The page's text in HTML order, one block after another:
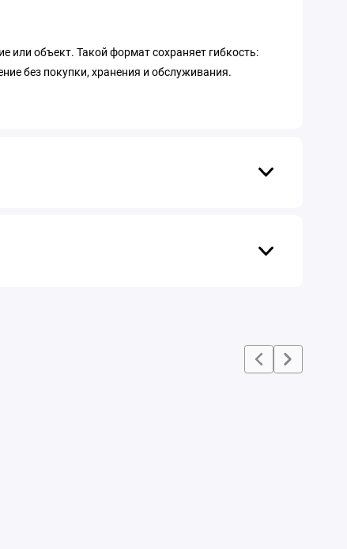
или объект. Такой формат сохраняет гибкость:
без покупки, хранения и обслуживания.